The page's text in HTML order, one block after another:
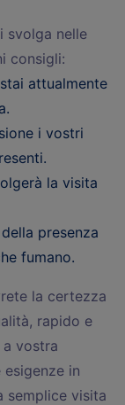
svolga nelle
consigli:
attualmente
i vostri
la visita
presenza
fumano.
la certezza
rapido e
a vostra
in
semplice visita